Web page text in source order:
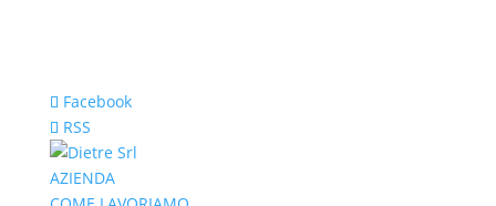
Facebook
RSS
AZIENDA